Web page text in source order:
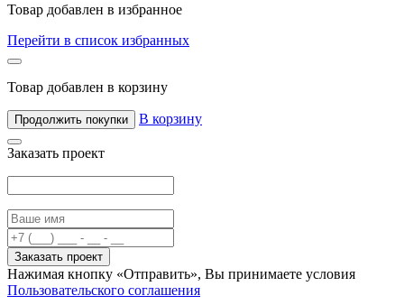
Товар добавлен в избранное
Перейти в список избранных
Товар добавлен в корзину
Продолжить покупки В корзину
Заказать проект
Заказать проект
Нажимая кнопку «Отправить», Вы принимаете условия
Пользовательского соглашения